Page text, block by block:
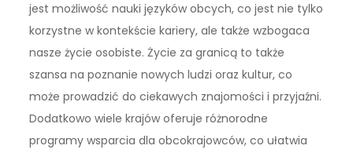
jest możliwość nauki języków obcych, co jest nie tylko
korzystne w kontekście kariery, ale także wzbogaca
nasze życie osobiste. Życie za granicą to także
szansa na poznanie nowych ludzi oraz kultur, co
może prowadzić do ciekawych znajomości i przyjaźni.
Dodatkowo wiele krajów oferuje różnorodne
programy wsparcia dla obcokrajowców, co ułatwia